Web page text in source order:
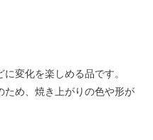
変化を楽しめる品です。
め、焼き上がりの色や形が